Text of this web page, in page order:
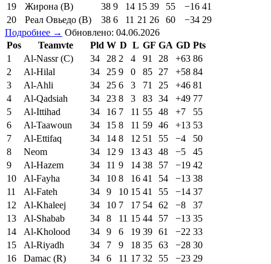
19
Жирона (В) 38 9 14 15 39 55 −16 41
20
Реал Овьедо (В) 38 6 11 21 26 60 −34 29
Подробнее → Обновлено: 04.06.2026
Pos
Teamvte Pld W D L GF GA GD Pts
1
Al-Nassr (C) 34 28 2 4 91 28 +63 86
2
Al-Hilal 34 25 9 0 85 27 +58 84
3
Al-Ahli 34 25 6 3 71 25 +46 81
4
Al-Qadsiah 34 23 8 3 83 34 +49 77
5
Al-Ittihad 34 16 7 11 55 48 +7
55
6
Al-Taawoun 34 15 8 11 59 46 +13 53
7
Al-Ettifaq 34 14 8 12 51 55 −4
50
8
Neom 34 12 9 13 43 48 −5
45
9
Al-Hazem 34 11 9 14 38 57 −19 42
10
Al-Fayha 34 10 8 16 41 54 −13 38
11
Al-Fateh 34 9 10 15 41 55 −14 37
12
Al-Khaleej 34 10 7 17 54 62 −8
37
13
Al-Shabab 34 8 11 15 44 57 −13 35
14
Al-Kholood 34 9 6 19 39 61 −22 33
15
Al-Riyadh 34 7 9 18 35 63 −28 30
16
Damac (R) 34 6 11 17 32 55 −23 29